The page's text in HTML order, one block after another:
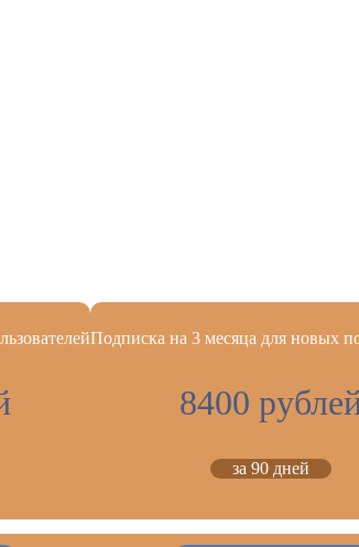
Подписка на 3 месяца для новых
8400
за 90 дней